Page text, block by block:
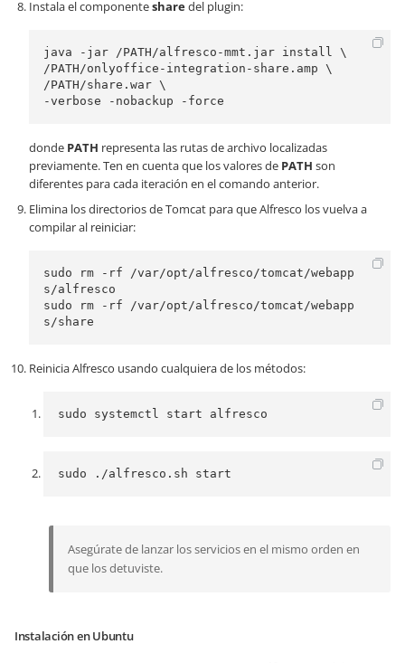
Instala el componentesharedel plugin:
java -jar /PATH/alfresco-mmt.jar install \
/PATH/onlyoffice-integration-share.amp \
/PATH/share.war \
donde PATH representa las rutas de archivo localizadas
previamente. Ten en cuenta que los valores de PATH son
diferentes para cada iteración en el comando anterior.
Elimina los directorios de Tomcat para que Alfresco los vuelva a
compilar al reiniciar:
sudo rm -rf /var/opt/alfresco/tomcat/webapp
s/alfresco
sudo rm -rf /var/opt/alfresco/tomcat/webapp
Reinicia Alfresco usando cualquiera de los métodos:
sudo systemctl start alfresco
sudo ./alfresco.sh start
Asegúrate de lanzar los servicios en el mismo orden en
que los detuviste.
Instalación en Ubuntu